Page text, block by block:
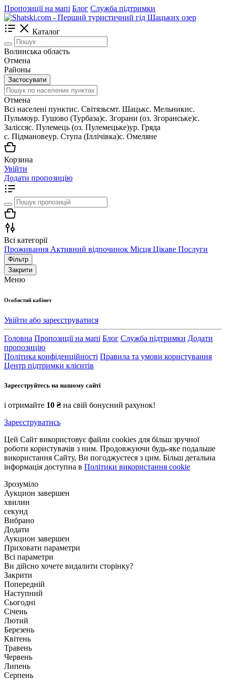
Пропозиції на мапі Блог Служба підтримки
Каталог
Волинська область
Отмена
Районы
Застосувати
Отмена
Всі населені пунктиc. Світязьсмт. Шацькс. Мельникис.
Пульмоур. Гушово (Турбаза)с. Згорани (оз. Згоранське)с.
Заліссяс. Пулемець (оз. Пулемецьке)ур. Гряда
с. Підмановеур. Ступа (Іллічівка)с. Омеляне
Корзина
Увійти
Додати пропозицію
Всі категорії
Проживання Активний відпочинок Місця Цікаве Послуги
Фільтр
Закрити
Меню
Особистий кабінет
Увійти або зареєструватися
Головна Пропозиції на мапі Блог Служба підтримки Додати
пропозицію
Політика конфіденційності Правила та умови користування
Центр підтримки клієнтів
Зареєструйтесь на нашому сайті
і отримайте 10 ₴ на свій бонусний рахунок!
Зареєструватись
Цей Сайт використовує файли cookies для більш зручної
роботи користувачів з ним. Продовжуючи будь-яке подальше
використання Сайту, Ви погоджуєтеся з цим. Більш детальна
інформація доступна в Політики використання cookie
Зрозуміло
Аукцион завершен
хвилин
секунд
Вибрано
Додати
Аукцион завершен
Приховати параметри
Всі параметри
Ви дійсно хочете видалити сторінку?
Закрити
Попередній
Наступний
Сьогодні
Січень
Лютий
Березень
Квітень
Травень
Червень
Липень
Серпень